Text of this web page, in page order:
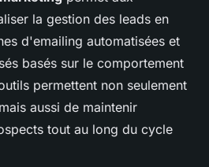
la gestion des leads en
d'emailing automatisées et
basés sur le comportement
permettent non seulement
aussi de maintenir
tout au long du cycle